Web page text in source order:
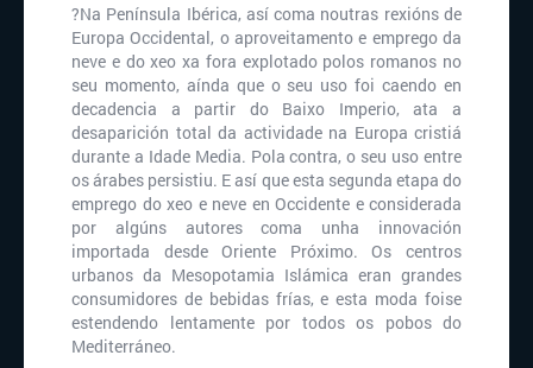
?Na Península Ibérica, así coma noutras rexións de
Europa Occidental, o aproveitamento e emprego da
neve e do xeo xa fora explotado polos romanos no
seu momento, aínda que o seu uso foi caendo en
decadencia a partir do Baixo Imperio, ata a
desaparición total da actividade na Europa cristiá
durante a Idade Media. Pola contra, o seu uso entre
os árabes persistiu. E así que esta segunda etapa do
emprego do xeo e neve en Occidente e considerada
por algúns autores coma unha innovación
importada desde Oriente Próximo. Os centros
urbanos da Mesopotamia Islámica eran grandes
consumidores de bebidas frías, e esta moda foise
estendendo lentamente por todos os pobos do
Mediterráneo.